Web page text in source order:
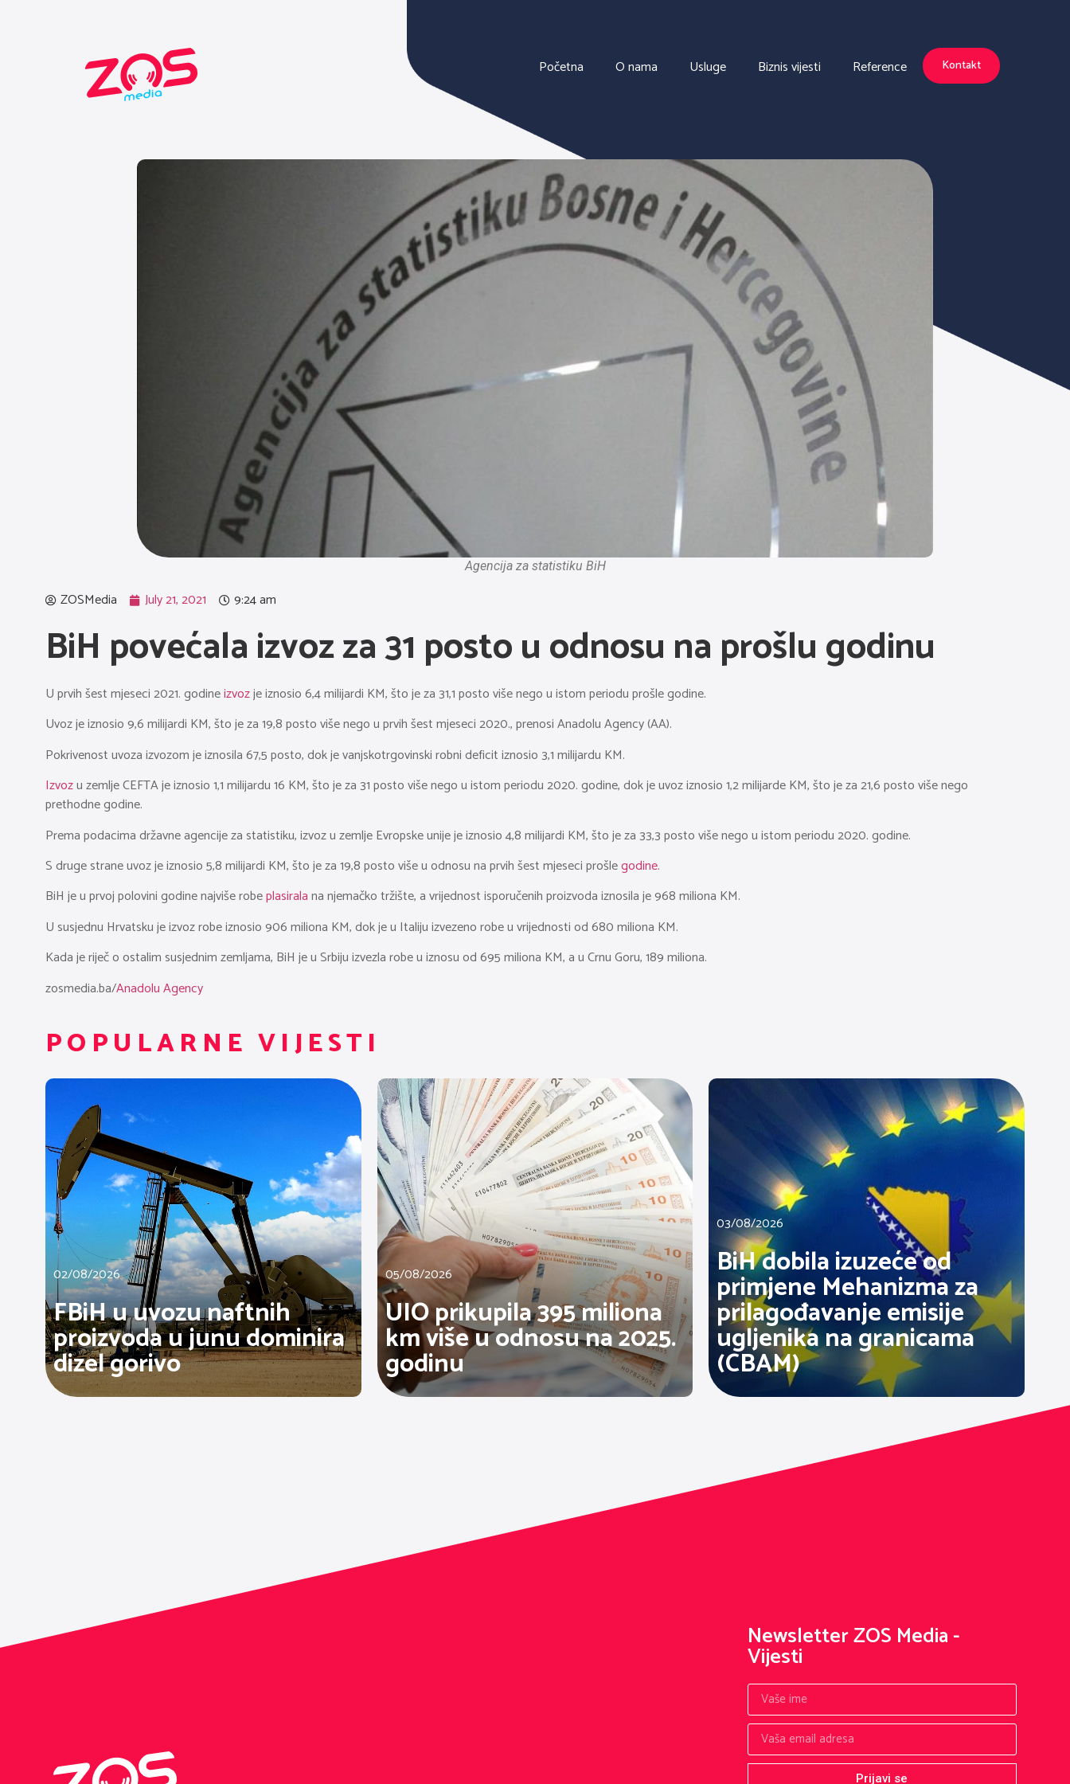
Početna O nama Usluge Biznis vijesti Reference Kontakt
Agencija za statistiku BiH
ZOSMedia July 21, 2021 9:24 am
BiH povećala izvoz za 31 posto u odnosu na prošlu godinu
U prvih šest mjeseci 2021. godineizvozje iznosio 6,4 milijardi KM, što je za 31,1 posto više nego u istom periodu prošle godine.
Uvoz je iznosio 9,6 milijardi KM, što je za 19,8 posto više nego u prvih šest mjeseci 2020., prenosi Anadolu Agency (AA).
Pokrivenost uvoza izvozom je iznosila 67,5 posto, dok je vanjskotrgovinski robni deficit iznosio 3,1 milijardu KM.
Izvozu zemlje CEFTA je iznosio 1,1 milijardu 16 KM, što je za 31 posto više nego u istom periodu 2020. godine, dok je uvoz iznosio 1,2 milijarde KM, što je za 21,6 posto više nego
prethodne godine.
Prema podacima državne agencije za statistiku, izvoz u zemlje Evropske unije je iznosio 4,8 milijardi KM, što je za 33,3 posto više nego u istom periodu 2020. godine.
S druge strane uvoz je iznosio 5,8 milijardi KM, što je za 19,8 posto više u odnosu na prvih šest mjeseci prošlegodine.
BiH je u prvoj polovini godine najviše robeplasiralana njemačko tržište, a vrijednost isporučenih proizvoda iznosila je 968 miliona KM.
U susjednu Hrvatsku je izvoz robe iznosio 906 miliona KM, dok je u Italiju izvezeno robe u vrijednosti od 680 miliona KM.
Kada je riječ o ostalim susjednim zemljama, BiH je u Srbiju izvezla robe u iznosu od 695 miliona KM, a u Crnu Goru, 189 miliona.
zosmedia.ba/Anadolu Agency
POPULARNE VIJESTI
02/08/2026
FBiH u uvozu naftnih
proizvoda u junu dominira
dizel gorivo
05/08/2026
UIO prikupila 395 miliona
km više u odnosu na 2025.
godinu
03/08/2026
BiH dobila izuzeće od
primjene Mehanizma za
prilagođavanje emisije
ugljenika na granicama
(CBAM)
Newsletter ZOS Media -
Vijesti
Prijavi se